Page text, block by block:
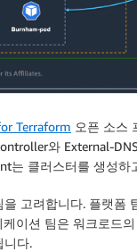
Terraform 오픈 소스
와 External-
는 클러스터를 생성하
고려합니다. 플랫폼
이션 팀은 워크로드
니다.